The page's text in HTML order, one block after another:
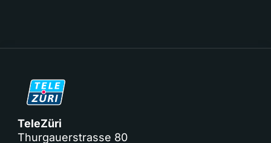
TeleZüri
Thurgauerstrasse 80